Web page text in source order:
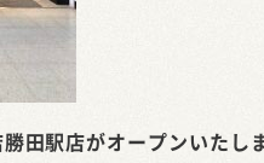
田駅店がオープンいたし